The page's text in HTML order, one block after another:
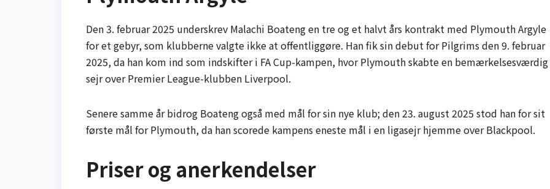
Den 3. februar 2025 underskrev Malachi Boateng en tre og et halvt års kontrakt med Plymouth Argyle
for et gebyr, som klubberne valgte ikke at offentliggøre. Han fik sin debut for Pilgrims den 9. februar
2025, da han kom ind som indskifter i FA Cup-kampen, hvor Plymouth skabte en bemærkelsesværdig
sejr over Premier League-klubben Liverpool.
Senere samme år bidrog Boateng også med mål for sin nye klub; den 23. august 2025 stod han for sit
første mål for Plymouth, da han scorede kampens eneste mål i en ligasejr hjemme over Blackpool.
Priser og anerkendelser